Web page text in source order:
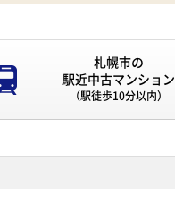
札幌市の
駅近中古マンション
（駅徒歩10分以内）